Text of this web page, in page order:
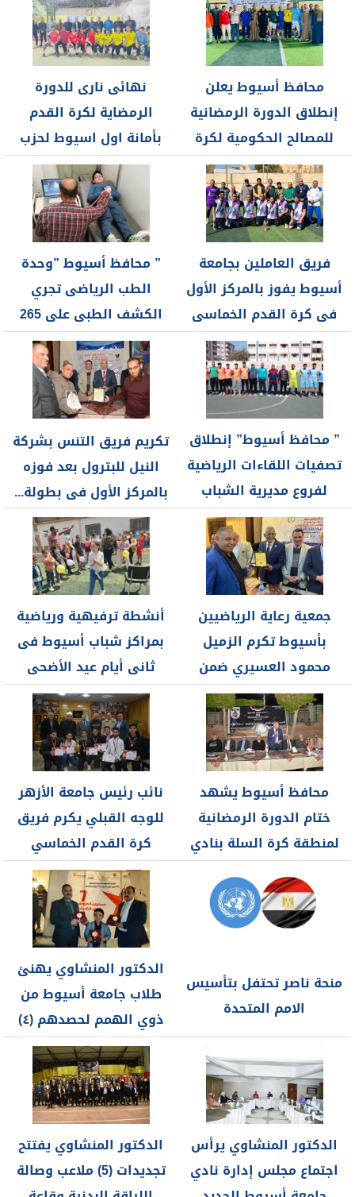
محافظ أسيوط يعلن
إنطلاق الدورة الرمضانية
للمصالح الحكومية لكرة
القدم بمنفلوط ضمن...
نهائى نارى للدورة
الرمضاية لكرة القدم
بأمانة اول اسيوط لحزب
مستقبل وطن
فريق العاملين بجامعة
أسيوط يفوز بالمركز الأول
فى كرة القدم الخماسى
والكرة...
” محافظ أسيوط ”وحدة
الطب الرياضى تجري
الكشف الطبى على 265
لاعبا...
” محافظ أسيوط” إنطلاق
تصفيات اللقاءات الرياضية
لفروع مديرية الشباب
والرياضة بمشاركة...
تكريم فريق التنس بشركة
النيل للبترول بعد فوزه
بالمركز الأول فى بطولة...
جمعية رعاية الرياضيين
بأسيوط تكرم الزميل
محمود العسيري ضمن
كوكبة من الشخصيات...
أنشطة ترفيهية ورياضية
بمراكز شباب أسيوط فى
ثانى أيام عيد الأضحى
المبارك
محافظ أسيوط يشهد
ختام الدورة الرمضانية
لمنطقة كرة السلة بنادي
أسيوط الرياضي...
نائب رئيس جامعة الأزهر
للوجه القبلي يكرم فريق
كرة القدم الخماسي
بفرع...
منحة ناصر تحتفل بتأسيس
الامم المتحدة
الدكتور المنشاوي يهنئ
طلاب جامعة أسيوط من
ذوي الهمم لحصدهم (٤)
جوائز...
الدكتور المنشاوي يرأس
اجتماع مجلس إدارة نادي
الدكتور المنشاوي يفتتح
تجديدات (5) ملاعب وصالة